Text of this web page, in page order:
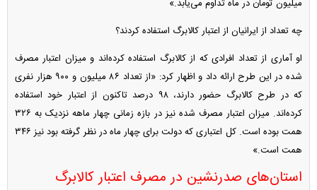
میلیون تومان در ماه تداوم می‌یابد.»
چه تعداد از ایرانیان از اعتبار کالابرگ استفاده کردند؟
او آماری از تعداد افرادی که از کالابرگ استفاده کرده‌اند و میزان اعتبار مصرف
شده در این طرح ارائه داد و اظهار کرد: «از تعداد ۸۶ میلیون و ۹۰۰ هزار نفری
که در طرح کالابرگ حضور دارند، ۹۸ درصد تاکنون از اعتبار خود استفاده
کرده‌اند. میزان اعتبار مصرف شده نیز در بازه زمانی چهار ماهه نزدیک به ۳۲۶
همت بوده است. کل اعتباری که دولت برای چهار ماه در نظر گرفته بود نیز ۳۴۶
همت است.»
استان‌های صدرنشین در مصرف اعتبار کالابرگ